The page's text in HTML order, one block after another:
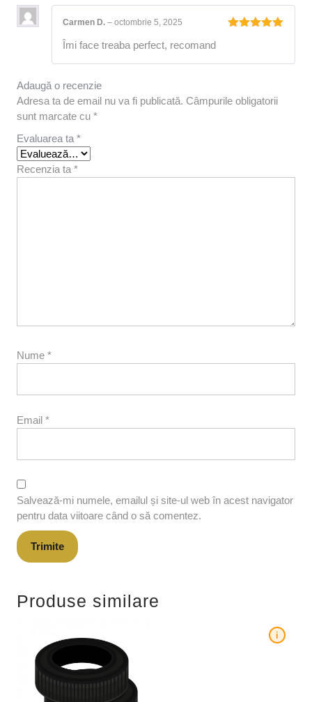
Carmen D. – octombrie 5, 2025
Îmi face treaba perfect, recomand
Adaugă o recenzie
Adresa ta de email nu va fi publicată. Câmpurile obligatorii
sunt marcate cu *
Evaluarea ta *
Recenzia ta *
Nume *
Email *
Salvează-mi numele, emailul și site-ul web în acest navigator
pentru data viitoare când o să comentez.
Produse similare
i